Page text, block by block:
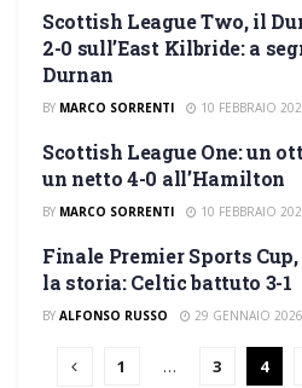
SCOTTISH LEAGUE TWO
Scottish League Two, il
2-0 sull’East Kilbride: a
Durnan
BY MARCO SORRENTI 10 FEBBRAIO
SCOTTISH LEAGUE ONE
Scottish League One: un
un netto 4-0 all’Hamilton
BY MARCO SORRENTI 10 FEBBRAIO
SCOTTISH LEAGUE CUP
Finale Premier Sports
la storia: Celtic battuto 3-1
BY ALFONSO RUSSO 29 GENNAIO 2026
1 … 3 4